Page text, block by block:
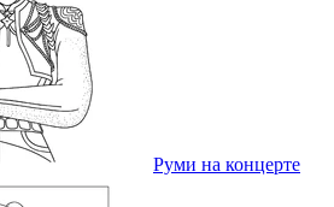
Руми на концерте